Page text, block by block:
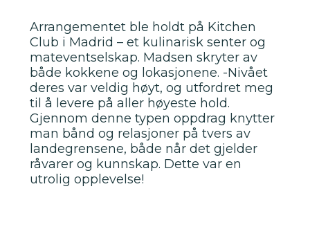
Arrangementet ble holdt på Kitchen
Club i Madrid – et kulinarisk senter og
mateventselskap. Madsen skryter av
både kokkene og lokasjonene. -Nivået
deres var veldig høyt, og utfordret meg
til å levere på aller høyeste hold.
Gjennom denne typen oppdrag knytter
man bånd og relasjoner på tvers av
landegrensene, både når det gjelder
råvarer og kunnskap. Dette var en
utrolig opplevelse!